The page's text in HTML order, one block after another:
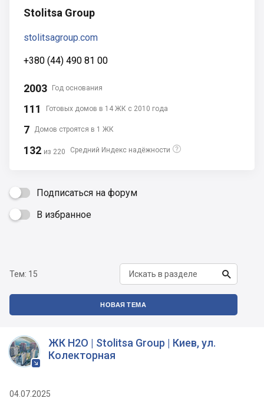
Stolitsa Group
stolitsagroup.com
+380 (44) 490 81 00
2003 Год основания
111 готовых домов в 14 ЖК с 2010 года
7 Домов строятся в 1 ЖК
132 из 220 Средний Индекс надёжности 
Подписаться на форум
 В избранное
Тем: 15 
НОВАЯ ТЕМА
ЖК H2O | Stolitsa Group | Киев, ул.
Колекторная
04.07.2025